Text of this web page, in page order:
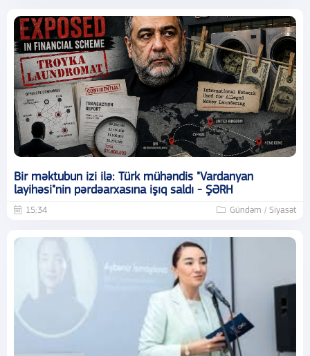
Bir məktubun izi ilə: Türk mühəndis "Vardanyan
layihəsi"nin pərdəarxasına işıq saldı - ŞƏRH
15:34 Gündəm / Siyasət